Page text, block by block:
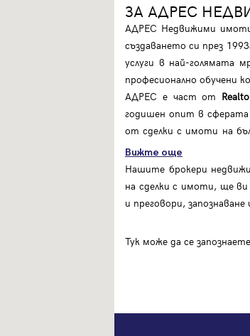
ЗА АДРЕС
АДРЕС Недвижими имоти
създаването си през
услуги в най-
професионално обучени
АДРЕС е част от
годишен опит в
от сделки с имоти на
Вижте още
Нашите брокери
на сделки с имоти, ще
и преговори,
Тук може да се